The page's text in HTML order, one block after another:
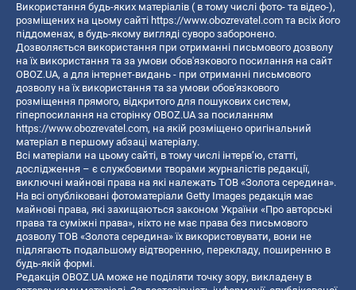
Використання будь-яких матеріалів ( в тому числі фото- та відео-),
розміщених на цьому сайті https://www.obozrevatel.com та всіх його
піддоменах, в будь-якому вигляді суворо заборонено.
Дозволяється використання при отриманні письмового дозволу
на їх використання та за умови обов'язкового посилання на сайт
OBOZ.UA, а для інтернет-видань - при отриманні письмового
дозволу на їх використання та за умови обов'язкового
розміщення прямого, відкритого для пошукових систем,
гіперпосилання на сторінку OBOZ.UA за посиланням
https://www.obozrevatel.com, на якій розміщено оригінальний
матеріал в першому абзаці матеріалу.
Всі матеріали на цьому сайті, в тому числі інтерв’ю, статті,
дослідження – є службовими творами журналістів редакції,
виключні майнові права на які належать ТОВ «Золота середина».
На всі опубліковані фотоматеріали Getty Images редакція має
майнові права, які захищаються законом України «Про авторські
права та суміжні права», ніхто не має права без письмового
дозволу ТОВ «Золота середина» їх використовувати, вони не
підлягають подальшому відтворенню, перекладу, поширенню в
будь-якій формі.
Редакція OBOZ.UA може не поділяти точку зору, викладену в